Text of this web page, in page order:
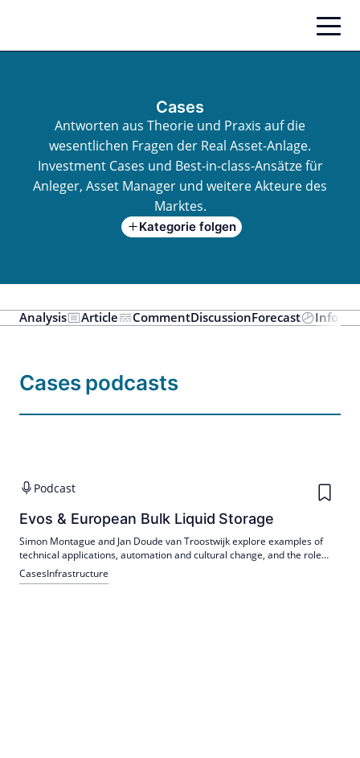
springen
Cases
Antworten aus Theorie und Praxis auf die
wesentlichen Fragen der Real Asset-Anlage.
Investment Cases und Best-in-class-Ansätze für
Anleger, Asset Manager und weitere Akteure des
Marktes.
Kategorie folgen
Analysis Article CommentDiscussionForecast
Cases podcasts
Podcast
Evos & European Bulk Liquid Storage
Simon Montague and Jan Doude van Troostwijk explore examples of
technical applications, automation and cultural change, and the role
these together play in driving innovation and creating long-term
sustainable value across the business.
CasesInfrastructure